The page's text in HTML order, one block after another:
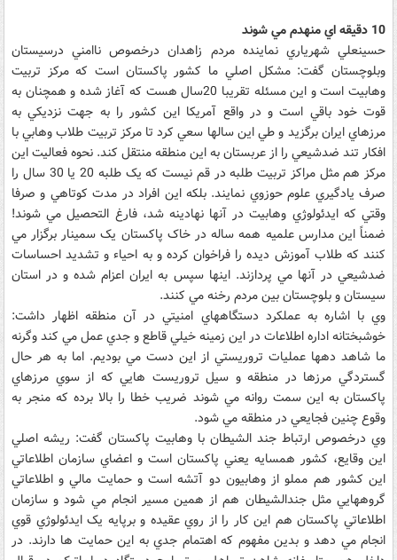
10 دقيقه اي منهدم مي شوند
حسينعلي شهرياري نماينده مردم زاهدان درخصوص ناامني درسيستان
وبلوچستان گفت: مشکل اصلي ما کشور پاکستان است که مرکز تربيت
وهابيت است و اين مسئله تقريبا 20سال هست که آغاز شده و همچنان به
قوت خود باقي است و در واقع آمريکا اين کشور را به جهت نزديکي به
مرزهاي ايران برگزيد و طي اين سالها سعي کرد تا مرکز تربيت طلاب وهابي با
افکار تند ضدشيعي را از عربستان به اين منطقه منتقل کند. نحوه فعاليت اين
مرکز هم مثل مراکز تربيت طلبه در قم نيست که يک طلبه 20 يا 30 سال را
صرف يادگيري علوم حوزوي نمايند. بلکه اين افراد در مدت کوتاهي و صرفا
وقتي که ايدئولوژي وهابيت در آنها نهادينه شد، فارغ التحصيل مي شوند!
ضمناً اين مدارس علميه همه ساله در خاک پاکستان يک سمينار برگزار مي
کنند که طلاب آموزش ديده را فراخوان کرده و به احياء و تشديد احساسات
ضدشيعي در آنها مي پردازند. اينها سپس به ايران اعزام شده و در استان
سيستان و بلوچستان بين مردم رخنه مي کنند.
وي با اشاره به عملکرد دستگاههاي امنيتي در آن منطقه اظهار داشت:
خوشبختانه اداره اطلاعات در اين زمينه خيلي قاطع و جدي عمل مي کند وگرنه
ما شاهد دهها عمليات تروريستي از اين دست مي بوديم. اما به هر حال
گستردگي مرزها در منطقه و سيل تروريست هايي که از سوي مرزهاي
پاکستان به اين سمت روانه مي شوند ضريب خطا را بالا برده که منجر به
وقوع چنين فجايعي در منطقه مي شود.
وي درخصوص ارتباط جند الشيطان با وهابيت پاکستان گفت: ريشه اصلي
اين وقايع، کشور همسايه يعني پاکستان است و اعضاي سازمان اطلاعاتي
اين کشور هم مملو از وهابيون دو آتشه است و حمايت مالي و اطلاعاتي
گروههايي مثل جندالشيطان هم از همين مسير انجام مي شود و سازمان
اطلاعاتي پاکستان هم اين کار را از روي عقيده و برپايه يک ايدئولوژي قوي
انجام مي دهد و بدين مفهوم که اهتمام جدي به اين حمايت ها دارند. در